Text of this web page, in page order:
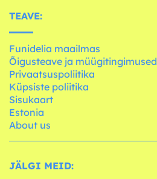
TEAVE:
Funidelia maailmas
Õigusteave ja müügitingimused
Privaatsuspoliitika
Küpsiste poliitika
Sisukaart
Estonia
About us
JÄLGI MEID: